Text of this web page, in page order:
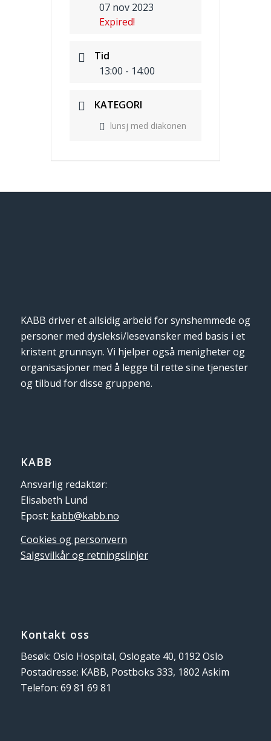
07 nov 2023
Expired!
Tid
13:00 - 14:00
KATEGORI
lunsj med diakonen
KABB driver et allsidig arbeid for synshemmede og
personer med dysleksi/lesevansker med basis i et
kristent grunnsyn. Vi hjelper også menigheter og
organisasjoner med å legge til rette sine tjenester
og tilbud for disse gruppene.
KABB
Ansvarlig redaktør:
Elisabeth Lund
Epost: kabb@kabb.no
Cookies og personvern
Salgsvilkår og retningslinjer
Kontakt oss
Besøk: Oslo Hospital, Oslogate 40, 0192 Oslo
Postadresse: KABB, Postboks 333, 1802 Askim
Telefon: 69 81 69 81